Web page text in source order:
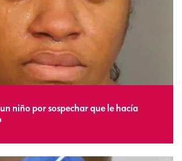
niño por sospechar que le hacía